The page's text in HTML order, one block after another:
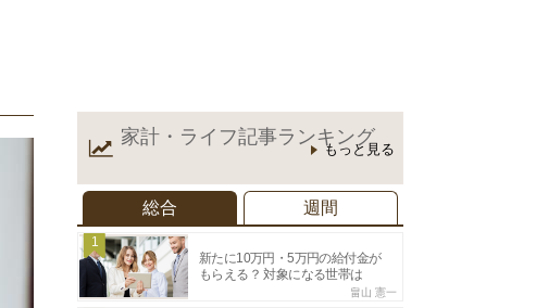
家計・ライフ記事ランキング
もっと見る
総合 週間
1
新たに10万円・5万円の給付金が
もらえる？ 対象になる世帯は
畠山 憲一